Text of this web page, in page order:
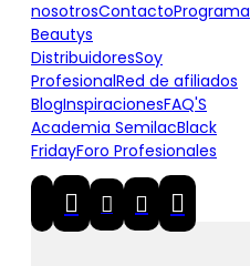
nosotrosContactoPrograma
Beautys
DistribuidoresSoy
ProfesionalRed de afiliados
BlogInspiracionesFAQ'S
Academia SemilacBlack
FridayForo Profesionales